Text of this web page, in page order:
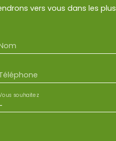
vers vous dans les plus
souhaitez